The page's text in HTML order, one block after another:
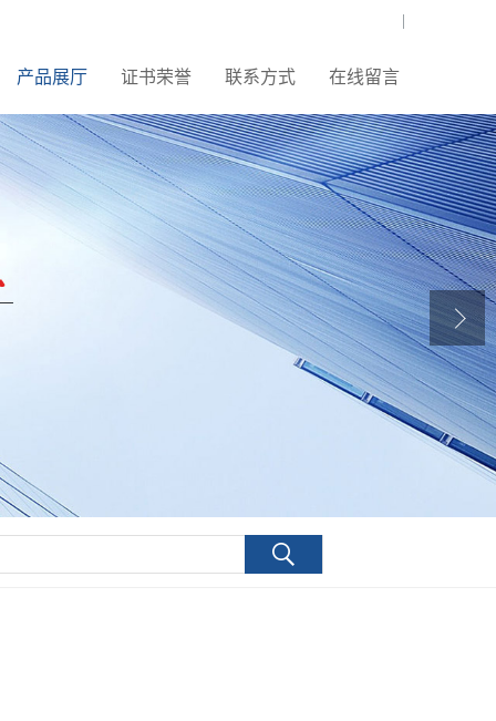
产品展厅 证书荣誉 联系方式 在线留言